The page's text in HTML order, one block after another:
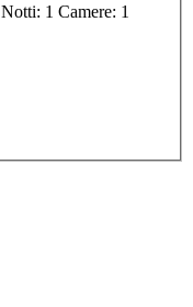
Notti: 1 Camere: 1